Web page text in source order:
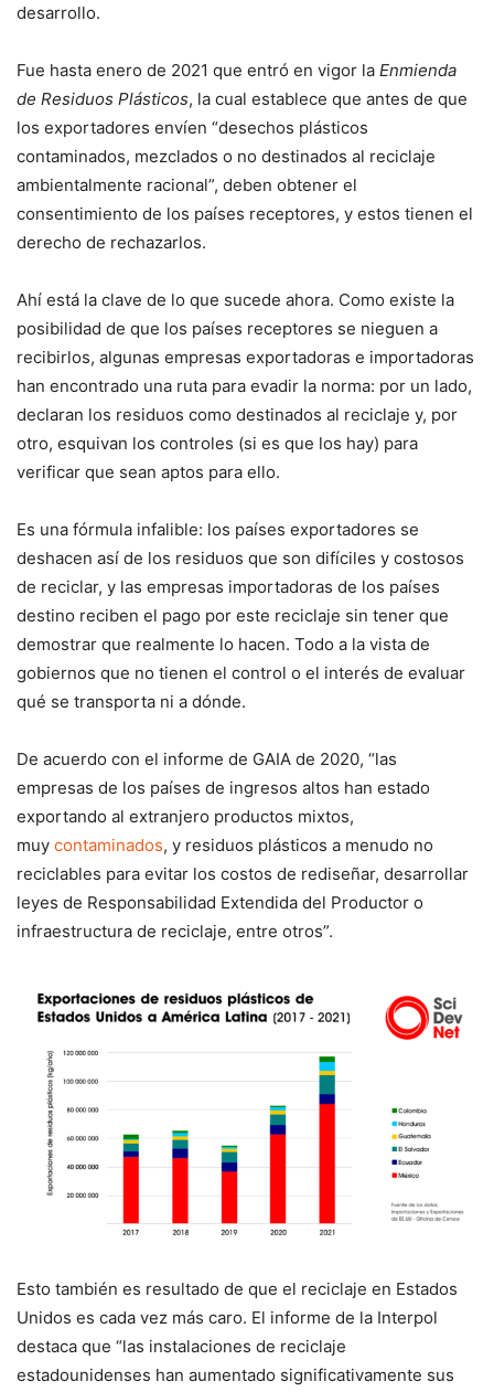
desarrollo.
Fue hasta enero de 2021 que entró en vigor la Enmienda
de Residuos Plásticos, la cual establece que antes de que
los exportadores envíen “desechos plásticos
contaminados, mezclados o no destinados al reciclaje
ambientalmente racional”, deben obtener el
consentimiento de los países receptores, y estos tienen el
derecho de rechazarlos.
Ahí está la clave de lo que sucede ahora. Como existe la
posibilidad de que los países receptores se nieguen a
recibirlos, algunas empresas exportadoras e importadoras
han encontrado una ruta para evadir la norma: por un lado,
declaran los residuos como destinados al reciclaje y, por
otro, esquivan los controles (si es que los hay) para
verificar que sean aptos para ello.
Es una fórmula infalible: los países exportadores se
deshacen así de los residuos que son difíciles y costosos
de reciclar, y las empresas importadoras de los países
destino reciben el pago por este reciclaje sin tener que
demostrar que realmente lo hacen. Todo a la vista de
gobiernos que no tienen el control o el interés de evaluar
qué se transporta ni a dónde.
De acuerdo con el informe de GAIA de 2020, “las
empresas de los países de ingresos altos han estado
exportando al extranjero productos mixtos,
muy contaminados, y residuos plásticos a menudo no
reciclables para evitar los costos de rediseñar, desarrollar
leyes de Responsabilidad Extendida del Productor o
infraestructura de reciclaje, entre otros”.
Esto también es resultado de que el reciclaje en Estados
Unidos es cada vez más caro. El informe de la Interpol
destaca que “las instalaciones de reciclaje
estadounidenses han aumentado significativamente sus